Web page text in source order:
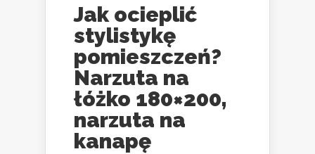
Jak ocieplić
stylistykę
pomieszczeń?
Narzuta na
łóżko 180×200,
narzuta na
kanapę